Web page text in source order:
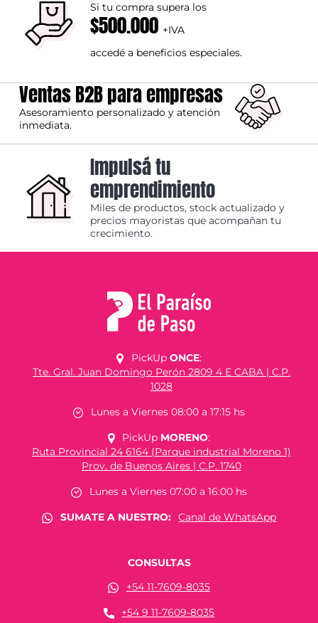
Si tu compra supera los
$500.000 +IVA
accedé a beneficios especiales.
Ventas B2B para empresas
Asesoramiento personalizado y atención
inmediata.
Impulsá tu
emprendimiento
Miles de productos, stock actualizado y
precios mayoristas que acompañan tu
crecimiento.
PickUp ONCE:
Tte. Gral. Juan Domingo Perón 2809 4 E CABA | C.P.
1028
Lunes a Viernes 08:00 a 17:15 hs
PickUp MORENO:
Ruta Provincial 24 6164 (Parque industrial Moreno 1)
Prov. de Buenos Aires | C.P. 1740
Lunes a Viernes 07:00 a 16:00 hs
SUMATE A NUESTRO:
Canal de WhatsApp
CONSULTAS
+54 11-7609-8035
+54 9 11-7609-8035